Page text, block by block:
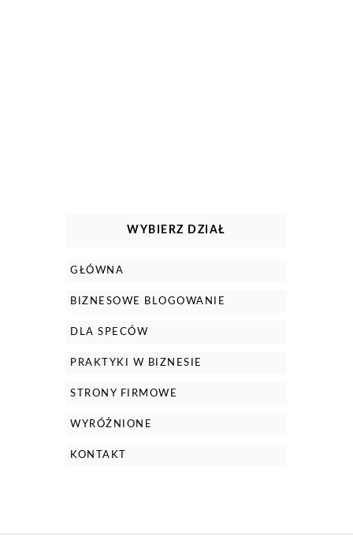
WYBIERZ DZIAŁ
GŁÓWNA
BIZNESOWE BLOGOWANIE
DLA SPECÓW
PRAKTYKI W BIZNESIE
STRONY FIRMOWE
WYRÓŻNIONE
KONTAKT